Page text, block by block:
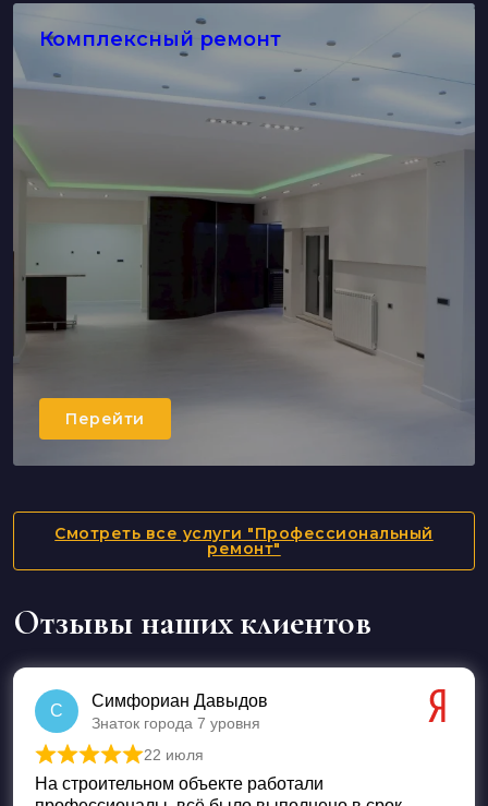
Комплексный ремонт
Перейти
Капитальный ремонт Перейти
Смотреть все услуги "Профессиональный
ремонт"
Отзывы наших клиентов
С
Симфориан Давыдов
Знаток города 7 уровня
Оценка5 из 5
22 июля
На строительном объекте работали